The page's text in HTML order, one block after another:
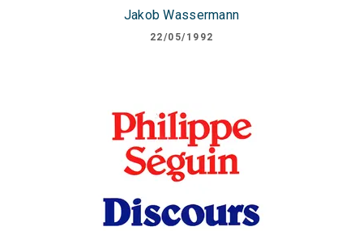
Jakob Wassermann
22/05/1992